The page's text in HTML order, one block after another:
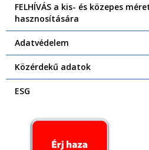
FELHÍVÁS a kis- és közepes
hasznosítására
Adatvédelem
Közérdekű adatok
ESG